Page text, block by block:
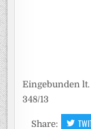
Eingebunden lt.
348/13
Share: